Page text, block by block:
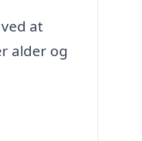
at
alder og